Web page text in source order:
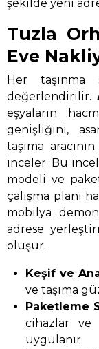
şekilde yeni
Tuzla
Eve
Her taşınma
değerlendirilir.
eşyaların
genişliğini,
taşıma
inceler. Bu
modeli ve
çalışma planı
mobilya
adrese
oluşur.
Keşif ve
ve taşıma
Paketleme
cihazlar ve
uygulanır.